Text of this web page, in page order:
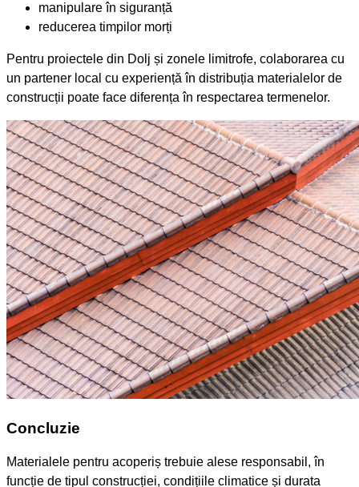
manipulare în siguranță
reducerea timpilor morți
Pentru proiectele din Dolj și zonele limitrofe, colaborarea cu
un partener local cu experiență în distribuția materialelor de
construcții poate face diferența în respectarea termenelor.
Concluzie
Materialele pentru acoperiș trebuie alese responsabil, în
funcție de tipul construcției, condițiile climatice și durata